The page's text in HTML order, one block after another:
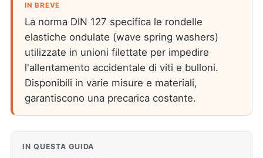
IN BREVE
La norma DIN 127 specifica le rondelle
elastiche ondulate (wave spring washers)
utilizzate in unioni filettate per impedire
l'allentamento accidentale di viti e bulloni.
Disponibili in varie misure e materiali,
garantiscono una precarica costante.
IN QUESTA GUIDA